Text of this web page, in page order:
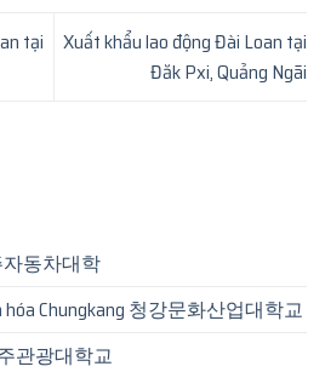
tại
Xuất khẩu lao động Đài Loan tại
Đăk Pxi, Quảng Ngãi
자동차대학
hóa Chungkang 청강문화산업대학교
관광대학교